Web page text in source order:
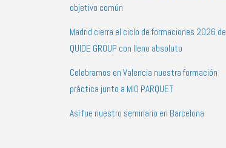
objetivo común
Madrid cierra el ciclo de formaciones 2026 de
QUIDE GROUP con lleno absoluto
Celebramos en Valencia nuestra formación
práctica junto a MIO PARQUET
Así fue nuestro seminario en Barcelona